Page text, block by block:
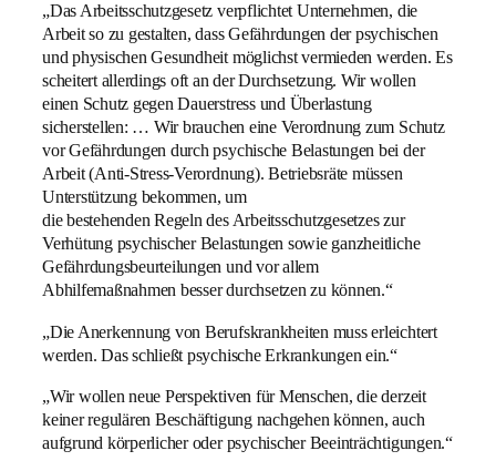
„Das Arbeitsschutzgesetz verpflichtet Unternehmen, die
Arbeit so zu gestalten, dass Gefährdungen der psychischen
und physischen Gesundheit möglichst vermieden werden. Es
scheitert allerdings oft an der Durchsetzung. Wir wollen
einen Schutz gegen Dauerstress und Überlastung
sicherstellen: … Wir brauchen eine Verordnung zum Schutz
vor Gefährdungen durch psychische Belastungen bei der
Arbeit (Anti-Stress-Verordnung). Betriebsräte müssen
Unterstützung bekommen, um
die bestehenden Regeln des Arbeitsschutzgesetzes zur
Verhütung psychischer Belastungen sowie ganzheitliche
Gefährdungsbeurteilungen und vor allem
Abhilfemaßnahmen besser durchsetzen zu können.“
„Die Anerkennung von Berufskrankheiten muss erleichtert
werden. Das schließt psychische Erkrankungen ein.“
„Wir wollen neue Perspektiven für Menschen, die derzeit
keiner regulären Beschäftigung nachgehen können, auch
aufgrund körperlicher oder psychischer Beeinträchtigungen.“